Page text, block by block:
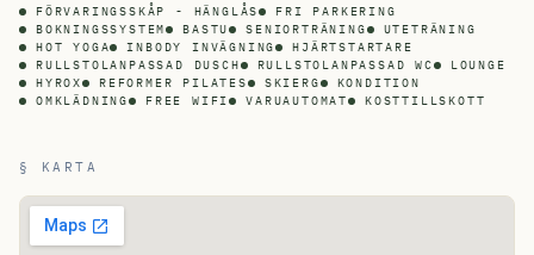
FÖRVARINGSSKÅP - HÄNGLÅS
FRI PARKERING
BOKNINGSSYSTEM
BASTU SENIORTRÄNING
UTETRÄNING
HOT YOGA
INBODY INVÄGNING
HJÄRTSTARTARE
RULLSTOLANPASSAD DUSCH
RULLSTOLANPASSAD WC
LOUNGE
HYROX
REFORMER PILATES SKIERG
KONDITION
OMKLÄDNING
FREE WIFI VARUAUTOMAT KOSTTILLSKOTT
§ KARTA